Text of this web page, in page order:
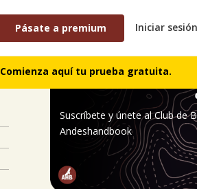
Pásate a premium Iniciar sesión
Comienza aquí tu prueba gratuita.
Suscríbete y únete al Club de
Andeshandbook